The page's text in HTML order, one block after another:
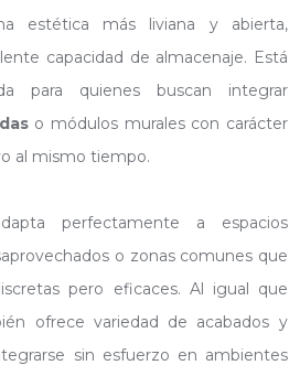
estética más liviana y abierta,
capacidad de almacenaje. Está
para quienes buscan integrar
o módulos murales con carácter
al mismo tiempo.
perfectamente a espacios
o zonas comunes que
pero eficaces. Al igual que
ofrece variedad de acabados y
sin esfuerzo en ambientes